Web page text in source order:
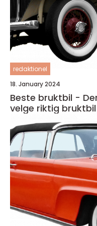
redaktionel
18. January 2024
Beste bruktbil -
velge riktig bruktbil